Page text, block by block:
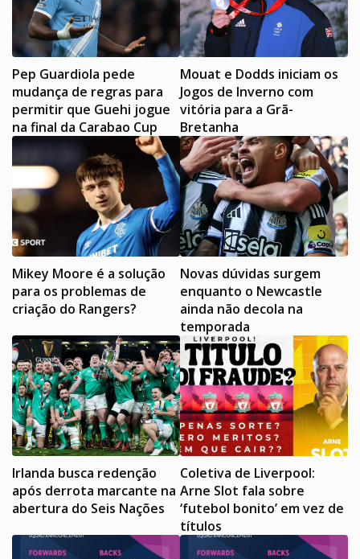
Pep Guardiola pede
mudança de regras para
permitir que Guehi jogue
na final da Carabao Cup
Mouat e Dodds iniciam os
Jogos de Inverno com
vitória para a Grã-
Bretanha
Mikey Moore é a solução
para os problemas de
criação do Rangers?
Novas dúvidas surgem
enquanto o Newcastle
ainda não decola na
temporada
Irlanda busca redenção
após derrota marcante na
abertura do Seis Nações
Coletiva de Liverpool:
Arne Slot fala sobre
‘futebol bonito’ em vez de
títulos